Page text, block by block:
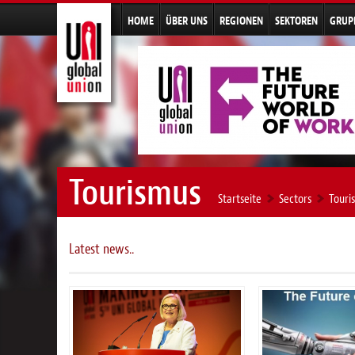
HOME ÜBER UNS REGIONEN SEKTOREN
Tourismus Startseite Sectors
Latest news..